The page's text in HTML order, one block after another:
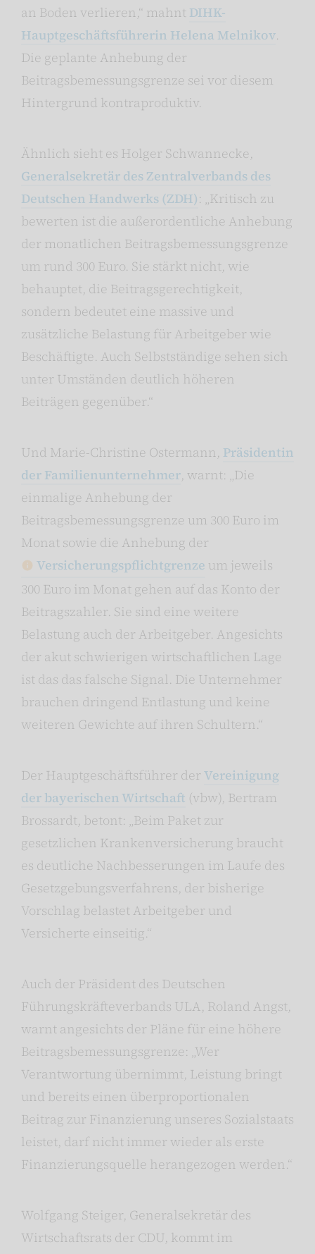
an Boden verlieren,“ mahnt DIHK-
Hauptgeschäftsführerin Helena Melnikov.
Die geplante Anhebung der
Beitragsbemessungsgrenze sei vor diesem
Hintergrund kontraproduktiv.
Ähnlich sieht es Holger Schwannecke,
Generalsekretär des Zentralverbands des
Deutschen Handwerks (ZDH): „Kritisch zu
bewerten ist die außerordentliche Anhebung
der monatlichen Beitragsbemessungsgrenze
um rund 300 Euro. Sie stärkt nicht, wie
behauptet, die Beitragsgerechtigkeit,
sondern bedeutet eine massive und
zusätzliche Belastung für Arbeitgeber wie
Beschäftigte. Auch Selbstständige sehen sich
unter Umständen deutlich höheren
Beiträgen gegenüber.“
Und Marie-Christine Ostermann, Präsidentin
der Familienunternehmer, warnt: „Die
einmalige Anhebung der
Beitragsbemessungsgrenze um 300 Euro im
Monat sowie die Anhebung der
Versicherungspflichtgrenze um jeweils
300 Euro im Monat gehen auf das Konto der
Beitragszahler. Sie sind eine weitere
Belastung auch der Arbeitgeber. Angesichts
der akut schwierigen wirtschaftlichen Lage
ist das das falsche Signal. Die Unternehmer
brauchen dringend Entlastung und keine
weiteren Gewichte auf ihren Schultern.“
Der Hauptgeschäftsführer der Vereinigung
der bayerischen Wirtschaft (vbw), Bertram
Brossardt, betont: „Beim Paket zur
gesetzlichen Krankenversicherung braucht
es deutliche Nachbesserungen im Laufe des
Gesetzgebungsverfahrens, der bisherige
Vorschlag belastet Arbeitgeber und
Versicherte einseitig.“
Auch der Präsident des Deutschen
Führungskräfteverbands ULA, Roland Angst,
warnt angesichts der Pläne für eine höhere
Beitragsbemessungsgrenze: „Wer
Verantwortung übernimmt, Leistung bringt
und bereits einen überproportionalen
Beitrag zur Finanzierung unseres Sozialstaats
leistet, darf nicht immer wieder als erste
Finanzierungsquelle herangezogen werden.“
Wolfgang Steiger, Generalsekretär des
Wirtschaftsrats der CDU, kommt im